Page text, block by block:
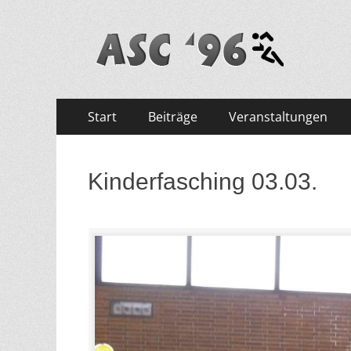
ASC '96 e.V.
Primäres
Menü
Zum
Inhalt
Start Beiträge Veranstaltungen
Kinderfasching 03.03.